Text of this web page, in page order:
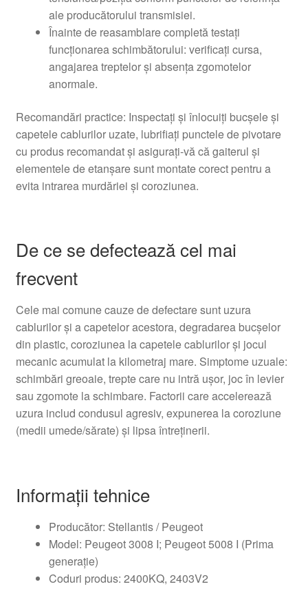
ale producătorului transmisiei.
Înainte de reasamblare completă testaţi
funcţionarea schimbătorului: verificaţi cursa,
angajarea treptelor şi absenţa zgomotelor
anormale.
Recomandări practice: Inspectaţi şi înlocuiţi bucşele şi
capetele cablurilor uzate, lubrifiaţi punctele de pivotare
cu produs recomandat şi asiguraţi-vă că gaiterul şi
elementele de etanşare sunt montate corect pentru a
evita intrarea murdăriei şi coroziunea.
De ce se defectează cel mai
frecvent
Cele mai comune cauze de defectare sunt uzura
cablurilor şi a capetelor acestora, degradarea bucşelor
din plastic, coroziunea la capetele cablurilor şi jocul
mecanic acumulat la kilometraj mare. Simptome uzuale:
schimbări greoaie, trepte care nu intră uşor, joc în levier
sau zgomote la schimbare. Factorii care accelerează
uzura includ condusul agresiv, expunerea la coroziune
(medii umede/sărate) şi lipsa întreţinerii.
Informații tehnice
Producător: Stellantis / Peugeot
Model: Peugeot 3008 I; Peugeot 5008 I (Prima
generaţie)
Coduri produs: 2400KQ, 2403V2